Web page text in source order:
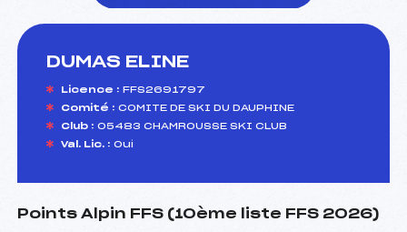
DUMAS ELINE
Licence : FFS2691797
Comité : COMITE DE SKI DU DAUPHINE
Club : 05483 CHAMROUSSE SKI CLUB
Val. Lic. : Oui
Points Alpin FFS (10ème liste FFS 2026)